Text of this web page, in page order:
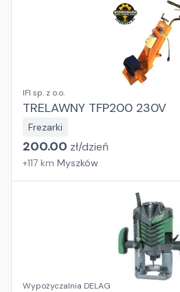
IFI sp. z o.o.
TRELAWNY TFP200 230V
Frezarki
200.00 zł/dzień
+117 km Myszków
Wypożyczalnia DELAG